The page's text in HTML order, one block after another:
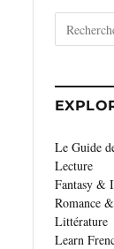
Le Guide
Lecture
Fantasy &
Romance
Littérature
Learn